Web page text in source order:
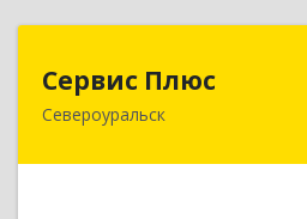
Сервис Плюс
Североуральск
624480, Свердловская